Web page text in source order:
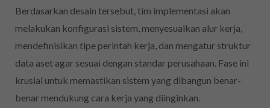
Berdasarkan desain tersebut, tim implementasi akan
melakukan konfigurasi sistem, menyesuaikan alur kerja,
mendefinisikan tipe perintah kerja, dan mengatur struktur
data aset agar sesuai dengan standar perusahaan. Fase ini
krusial untuk memastikan sistem yang dibangun benar-
benar mendukung cara kerja yang diinginkan.